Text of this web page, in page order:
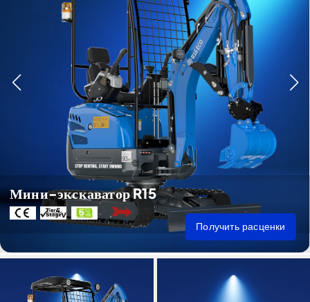
Мини-экскаватор R15
Получить расценки